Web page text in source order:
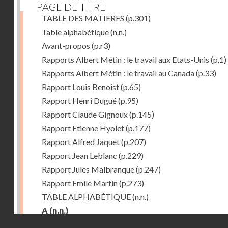
PAGE DE TITRE
TABLE DES MATIERES (p.301)
Table alphabétique(n.n.)
Avant-propos (p.r3)
Rapports Albert Métin : le travail aux Etats-Unis (p.1)
Rapports Albert Métin : le travail au Canada(p.33)
Rapport Louis Benoist(p.65)
Rapport Henri Dugué(p.95)
Rapport Claude Gignoux(p.145)
Rapport Etienne Hyolet(p.177)
Rapport Alfred Jaquet(p.207)
Rapport Jean Leblanc (p.229)
Rapport Jules Malbranque(p.247)
Rapport Emile Martin(p.273)
TABLE ALPHABÉTIQUE(n.n.)
A (n.n.)